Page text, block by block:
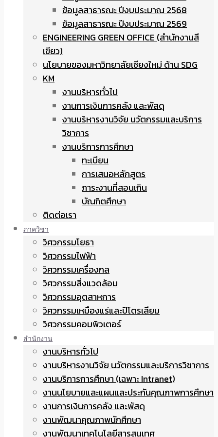
ข้อมูลสาธารณะ ปีงบประมาณ 2568
ข้อมูลสาธารณะ ปีงบประมาณ 2569
ENGINEERING GREEN OFFICE (สำนักงานสี
เขียว)
นโยบายของมหาวิทยาลัยเชียงใหม่ ด้าน SDG
KM
งานบริหารทั่วไป
งานการเงินการคลัง และพัสดุ
งานบริหารงานวิจัย นวัตกรรมและบริการ
วิชาการ
งานบริการการศึกษา
ทะเบียน
การเสนอหลักสูตร
ภาระงานที่สอนเกิน
บัณฑิตศึกษา
ติดต่อเรา
ภาควิชา
วิศวกรรมโยธา
วิศวกรรมไฟฟ้า
วิศวกรรมเครื่องกล
วิศวกรรมสิ่งแวดล้อม
วิศวกรรมอุตสาหการ
วิศวกรรมเหมืองแร่และปิโตรเลียม
วิศวกรรมคอมพิวเตอร์
สำนักงาน
งานบริหารทั่วไป
งานบริหารงานวิจัย นวัตกรรมและบริการวิชาการ
งานบริการการศึกษา (เฉพาะ Intranet)
งานนโยบายและแผนและประกันคุณภาพการศึกษา
งานการเงินการคลัง และพัสดุ
งานพัฒนาคุณภาพนักศึกษา
งานพัฒนาเทคโนโลยีสารสนเทศ